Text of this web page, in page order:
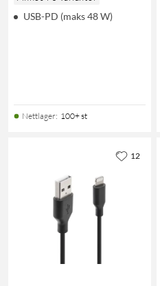
USB-PD (maks 48 W)
Nettlager: 100+ st
12